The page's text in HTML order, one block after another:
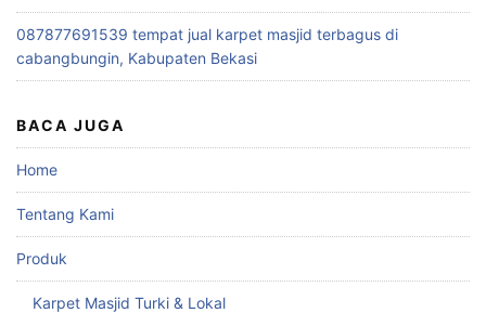
087877691539 tempat jual karpet masjid terbagus di
cabangbungin, Kabupaten Bekasi
BACA JUGA
Home
Tentang Kami
Produk
Karpet Masjid Turki & Lokal